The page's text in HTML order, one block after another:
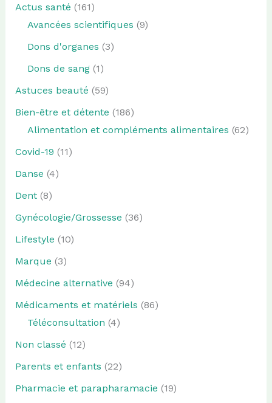
Actus santé (161)
Avancées scientifiques (9)
Dons d'organes (3)
Dons de sang(1)
Astuces beauté (59)
Bien-être et détente (186)
Alimentation et compléments alimentaires (62)
Covid-19 (11)
Danse (4)
Dent(8)
Gynécologie/Grossesse (36)
Lifestyle (10)
Marque (3)
Médecine alternative (94)
Médicaments et matériels (86)
Téléconsultation (4)
Non classé (12)
Parents et enfants (22)
Pharmacie et parapharamacie (19)